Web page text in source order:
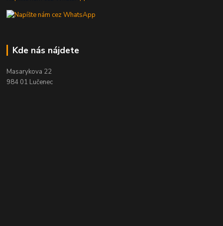
Kde nás nájdete
Masarykova 22
984 01 Lučenec